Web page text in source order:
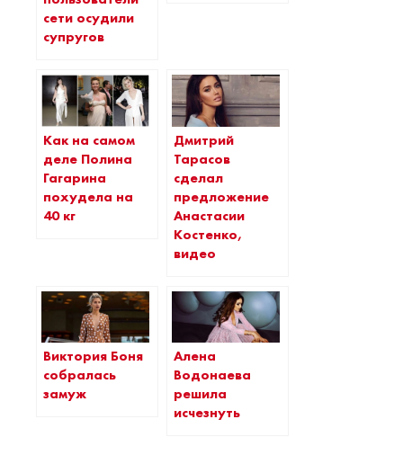
сети осудили
супругов
Как на самом
деле Полина
Гагарина
похудела на
40 кг
Дмитрий
Тарасов
сделал
предложение
Анастасии
Костенко,
видео
Виктория Боня
собралась
замуж
Алена
Водонаева
решила
исчезнуть